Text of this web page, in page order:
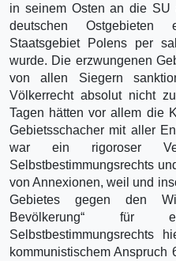
in seinem Osten an die SU
deutschen Ostgebieten
Staatsgebiet Polens per
wurde. Die erzwungenen
von allen Siegern
Völkerrecht absolut nicht
Tagen hätten vor allem die
Gebietsschacher mit aller
war ein rigoroser
Selbstbestimmungsrechts
von Annexionen, weil und
Gebietes gegen den
Bevölkerung“ für
Selbstbestimmungsrechts
kommunistischem